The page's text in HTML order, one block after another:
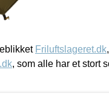
Friluftslageret.dk,
, som alle har et stort